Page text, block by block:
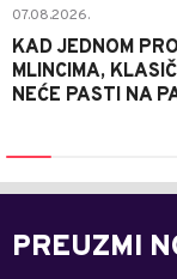
07.08.2026.
KAD JEDNOM
MLINCIMA,
NEĆE PASTI NA
PREUZMI